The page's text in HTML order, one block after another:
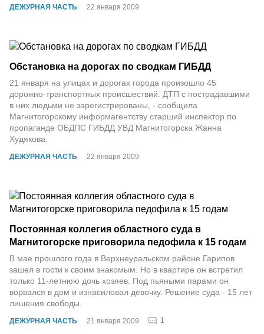
ДЕЖУРНАЯ ЧАСТЬ 22 января 2009
ДЕЖУРНАЯ ЧАСТЬ 22 января 2009
Обстановка на дорогах по сводкам ГИБДД
21 января на улицах и дорогах города произошло 45
дорожно-транспортных происшествий. ДТП с пострадавшими
в них людьми не зарегистрированы, - сообщила
Магнитогорскому информагентству старший инспектор по
пропаганде ОБДПС ГИБДД УВД Магнитогорска Жанна
Худякова.
ДЕЖУРНАЯ ЧАСТЬ 21 января 2009 1
Постоянная коллегия областного суда в
Магнитогорске приговорила педофила к 15 годам
В мае прошлого года в Верхнеуральском районе Гарипов
зашел в гости к своим знакомым. Но в квартире он встретил
только 11-летнюю дочь хозяев. Под пьяными парами он
ворвался в дом и изнасиловал девочку. Решение суда - 15 лет
лишения свободы.